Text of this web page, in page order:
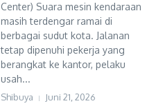
Center) Suara mesin kendaraan
masih terdengar ramai di
berbagai sudut kota. Jalanan
tetap dipenuhi pekerja yang
berangkat ke kantor, pelaku
usah...
Shibuya Juni 21, 2026